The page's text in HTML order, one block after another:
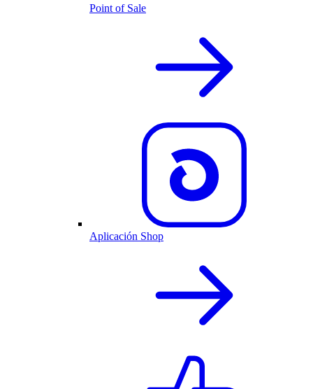
Point of Sale
Aplicación Shop